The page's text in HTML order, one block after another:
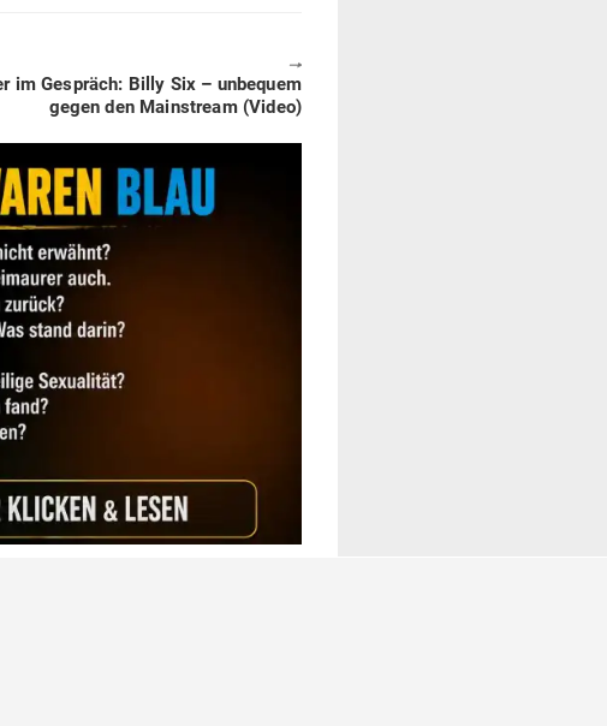
🠖
im Gespräch: Billy Six – unbequem
gegen den Main­stream (Video)